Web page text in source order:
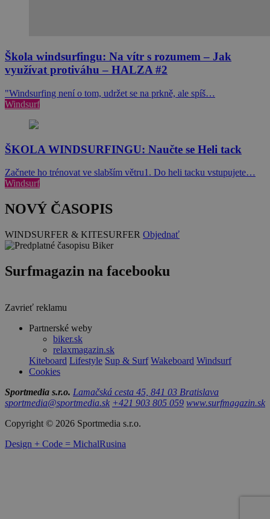
Škola windsurfingu: Na vítr s rozumem – Jak
využívat protiváhu – HALZA #2
"Windsurfing není o tom, udržet se na prkně, ale spíš…
Windsurf
ŠKOLA WINDSURFINGU: Naučte se Heli tack
Začnete ho trénovat ve slabším větru1. Do heli tacku vstupujete…
Windsurf
NOVÝ ČASOPIS
WINDSURFER & KITESURFER Objednať
Surfmagazin na facebooku
Zavrieť reklamu
Partnerské weby
biker.sk
relaxmagazin.sk
Kiteboard Lifestyle Sup & Surf Wakeboard Windsurf
Cookies
Sportmedia s.r.o. Lamačská cesta 45, 841 03 Bratislava
sportmedia@sportmedia.sk +421 903 805 059 www.surfmagazin.sk
Copyright © 2026 Sportmedia s.r.o.
Design + Code = MichalRusina